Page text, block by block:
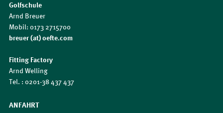
Golfschule
Arnd Breuer
Mobil: 0173 2715700
breuer (at) oefte.com
Fitting Factory
Arnd Welling
Tel. : 0201-38 437 437
ANFAHRT